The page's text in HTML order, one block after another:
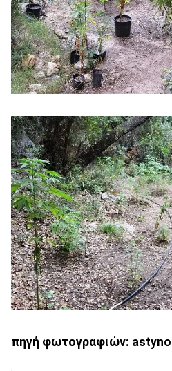
πηγή φωτογραφιών: